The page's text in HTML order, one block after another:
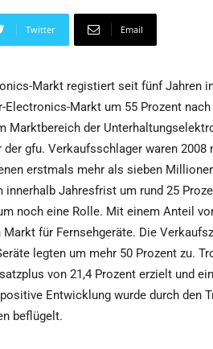
Twitter Email
Markt registiert seit fünf Jahren
Markt um 55 Prozent
Marktbereich der
gfu. Verkaufsschlager waren 2008
erstmals mehr als sieben
innerhalb Jahresfrist um rund 25
noch eine Rolle. Mit einem Anteil
für Fernsehgeräte. Die
legten um mehr 50 Prozent zu.
von 21,4 Prozent erzielt und
Entwicklung wurde durch den
beflügelt.